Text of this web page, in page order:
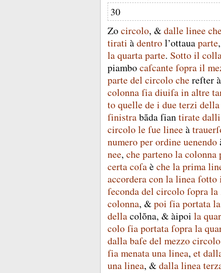
30
Zocircolo, &dalle linee
tirati àdentrol’ottauaparte
laquartaparte. Sottoil
piambocaſcante ſoprail
parte del circoloche reſterà
colonnaſiadiuiſainaltre
toquelle de i due terzi della
ſinistrabãdaſiantirate dalli
circolole ſue linee à
numeroperordine uenendo
nee, che partenolacolonna
certacoſaè che laprima
accorderaconlalineaſotto
ſecondadel circoloſoprala
colonna, &poi ſiaportatala
dellacolõna, &àipoi la
coloſiaportataſoprala
dallabaſe del mezzocircolo
ſiamenataunalinea, et
unalinea, &dallalinea